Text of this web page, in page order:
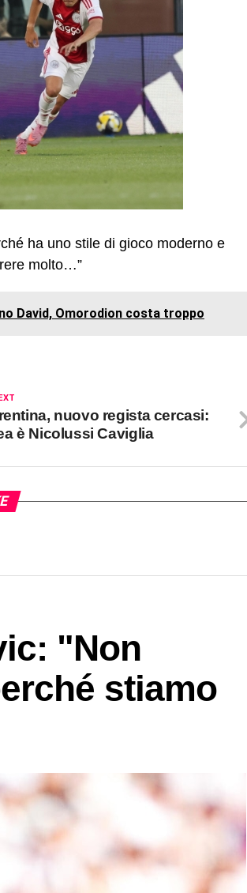
ha uno stile di gioco moderno e
molto…”
David, Omorodion costa troppo
nuovo regista cercasi:
è Nicolussi Caviglia
"Non
stiamo